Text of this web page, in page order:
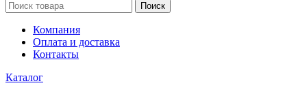
Поиск
Компания
Оплата и доставка
Контакты
Каталог